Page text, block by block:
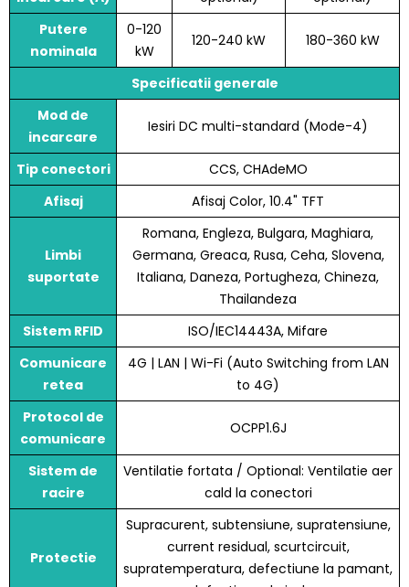
Putere
nominala
0-120
kW
120-240 kW 180-360 kW
Specificatii generale
Mod de
incarcare
Iesiri DC multi-standard (Mode-4)
Tip conectori
CCS, CHAdeMO
Afisaj
Afisaj Color, 10.4" TFT
Limbi
suportate
Romana, Engleza, Bulgara, Maghiara,
Germana, Greaca, Rusa, Ceha, Slovena,
Italiana, Daneza, Portugheza, Chineza,
Thailandeza
Sistem RFID
ISO/IEC14443A, Mifare
Comunicare
retea
4G | LAN | Wi-Fi (Auto Switching from LAN
to 4G)
Protocol de
comunicare
OCPP1.6J
Sistem de
racire
Ventilatie fortata / Optional: Ventilatie aer
cald la conectori
Protectie
Supracurent, subtensiune, supratensiune,
current residual, scurtcircuit,
supratemperatura, defectiune la pamant,